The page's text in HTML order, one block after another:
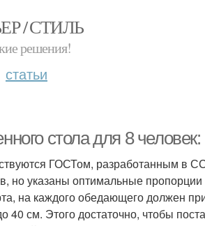
/ СТИЛЬ
решения!
статьи
стола для 8 человек:
ГОСТом, разработанным в
но указаны оптимальные пропорции
на каждого обедающего должен
см. Этого достаточно, чтобы